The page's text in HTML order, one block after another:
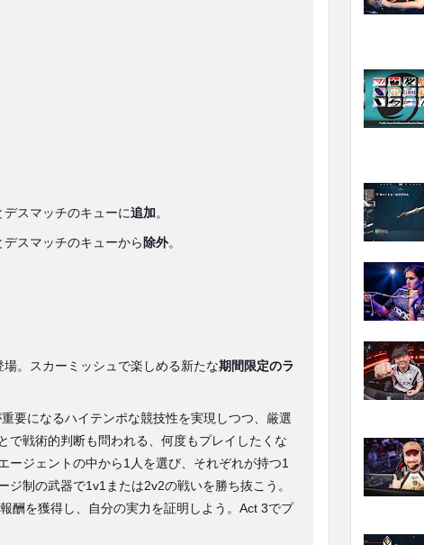
スマッチのキューに追加。
スマッチのキューから 除外。
場。スカーミッシュで楽しめる新たな期間限定のラ
要になるハイテンポな競技性を実現しつつ、厳選
で戦術的判断も問われる、何度もプレイしたくな
ージェントの中から1人を選び、それぞれが持つ1
制の武器で1v1または2v2の戦いを勝ち抜こう。
酬を獲得し、自分の実力を証明しよう。Act 3でプ